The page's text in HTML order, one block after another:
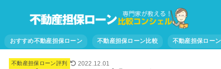
おすすめ不動産担保ローン 不動産担保ローン比較 不動産担保ロー
不動産担保ローン評判 2022.12.01